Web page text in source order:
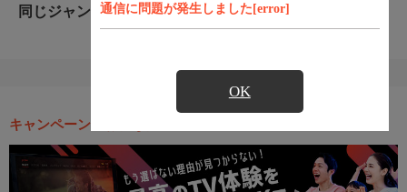
通信に問題が発生しました[error]
OK
同じジャンルのおすすめ番組
キャンペーン・お得な情報